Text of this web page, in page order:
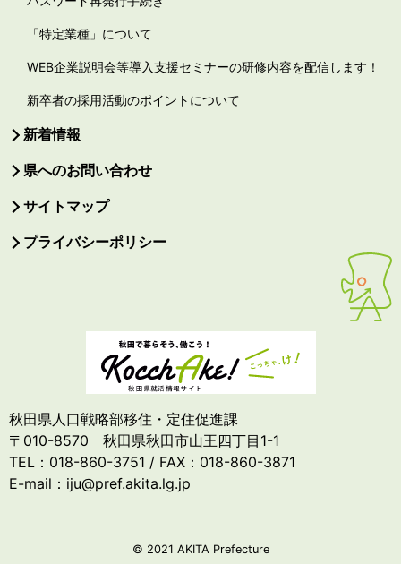
「特定業種」について
WEB企業説明会等導入支援セミナーの研修内容を配信します！
新卒者の採用活動のポイントについて
新着情報
県へのお問い合わせ
サイトマップ
プライバシーポリシー
秋田県人口戦略部移住・定住促進課
〒010-8570 秋田県秋田市山王四丁目1-1
TEL：018-860-3751 / FAX：018-860-3871
E-mail：iju@pref.akita.lg.jp
© 2021 AKITA Prefecture